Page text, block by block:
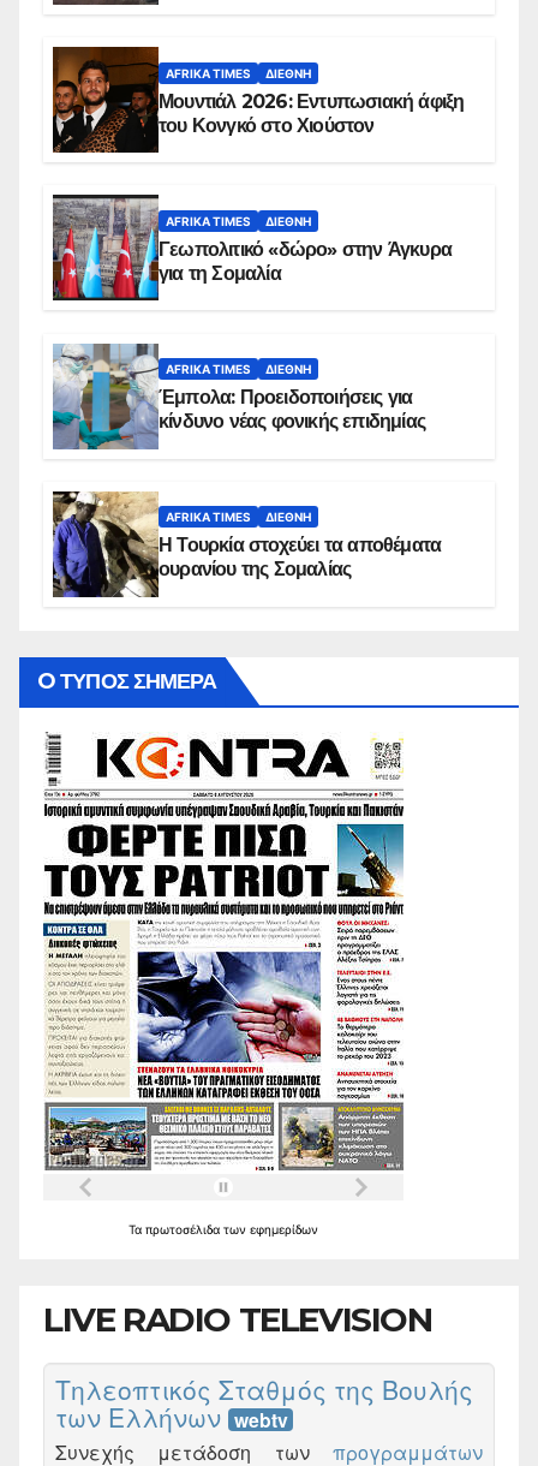
AFRIKA TIMES ΔΙΕΘΝΉ
Μουντιάλ 2026: Εντυπωσιακή άφιξη
του Κονγκό στο Χιούστον
AFRIKA TIMES ΔΙΕΘΝΉ
Γεωπολιτικό «δώρο» στην Άγκυρα
για τη Σομαλία
AFRIKA TIMES ΔΙΕΘΝΉ
Έμπολα: Προειδοποιήσεις για
κίνδυνο νέας φονικής επιδημίας
AFRIKA TIMES ΔΙΕΘΝΉ
Η Τουρκία στοχεύει τα αποθέματα
ουρανίου της Σομαλίας
O ΤΥΠΟΣ ΣΗΜΕΡΑ
Τα πρωτοσέλιδα των εφημερίδων
LIVE RADIO TELEVISION